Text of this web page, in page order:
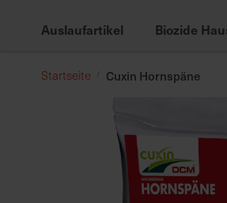
Auslaufartikel Biozide
Startseite Cuxin Hornspäne